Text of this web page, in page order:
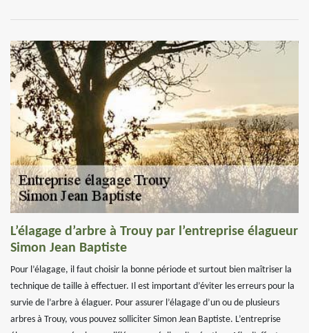
L’élagage d’arbre à Trouy par l’entreprise élagueur
Simon Jean Baptiste
Pour l’élagage, il faut choisir la bonne période et surtout bien maîtriser la
technique de taille à effectuer. Il est important d’éviter les erreurs pour la
survie de l’arbre à élaguer. Pour assurer l’élagage d’un ou de plusieurs
arbres à Trouy, vous pouvez solliciter Simon Jean Baptiste. L’entreprise